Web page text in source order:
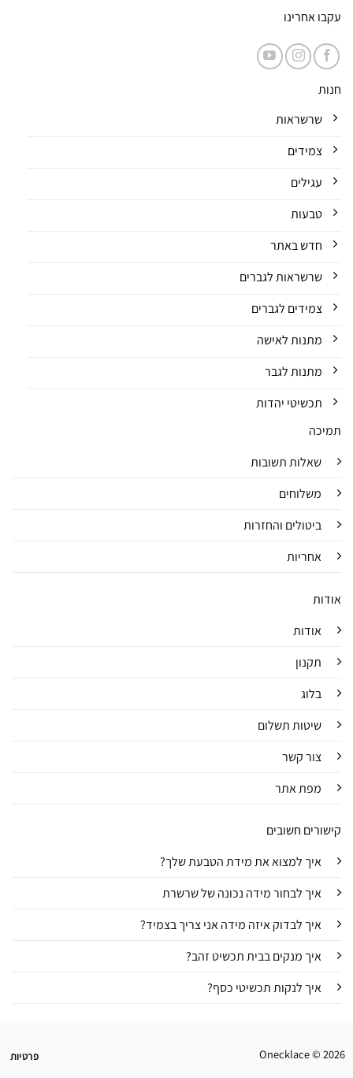
עקבו אחרינו
חנות
שרשראות
צמידים
עגילים
טבעות
חדש באתר
שרשראות לגברים
צמידים לגברים
מתנות לאישה
מתנות לגבר
תכשיטי יהדות
תמיכה
שאלות תשובות
משלוחים
ביטולים והחזרות
אחריות
אודות
אודות
תקנון
בלוג
שיטות תשלום
צור קשר
מפת אתר
קישורים חשובים
איך למצוא את מידת הטבעת שלך?
איך לבחור מידה נכונה של שרשרת
איך לבדוק איזה מידה אני צריך בצמיד?
איך מנקים בבית תכשיט זהב?
איך לנקות תכשיטי כסף?
Onecklace © 2026 פרטיות